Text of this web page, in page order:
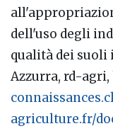
dell'uso degli
qualità dei suoli
Azzurra, rd-agri,
agriculture.fr/